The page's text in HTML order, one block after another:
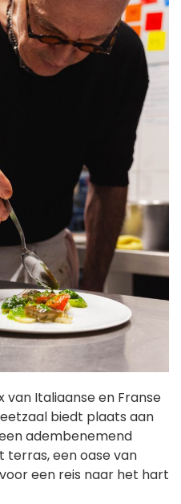
van Italiaanse en Franse
biedt plaats aan
adembenemend
terras, een oase van
een reis naar het hart